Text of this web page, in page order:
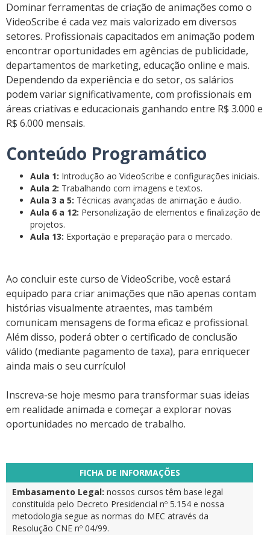
Dominar ferramentas de criação de animações como o
VideoScribe é cada vez mais valorizado em diversos
setores. Profissionais capacitados em animação podem
encontrar oportunidades em agências de publicidade,
departamentos de marketing, educação online e mais.
Dependendo da experiência e do setor, os salários
podem variar significativamente, com profissionais em
áreas criativas e educacionais ganhando entre R$ 3.000 e
R$ 6.000 mensais.
Conteúdo Programático
Aula 1: Introdução ao VideoScribe e configurações iniciais.
Aula 2: Trabalhando com imagens e textos.
Aula 3 a 5: Técnicas avançadas de animação e áudio.
Aula 6 a 12: Personalização de elementos e finalização de
projetos.
Aula 13: Exportação e preparação para o mercado.
Ao concluir este curso de VideoScribe, você estará
equipado para criar animações que não apenas contam
histórias visualmente atraentes, mas também
comunicam mensagens de forma eficaz e profissional.
Além disso, poderá obter o certificado de conclusão
válido (mediante pagamento de taxa), para enriquecer
ainda mais o seu currículo!
Inscreva-se hoje mesmo para transformar suas ideias
em realidade animada e começar a explorar novas
oportunidades no mercado de trabalho.
FICHA DE INFORMAÇÕES
Embasamento Legal: nossos cursos têm base legal
constituída pelo Decreto Presidencial nº 5.154 e nossa
metodologia segue as normas do MEC através da
Resolução CNE nº 04/99.